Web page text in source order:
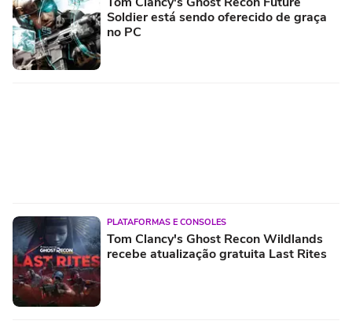
Soldier está sendo oferecido de graça
no PC
PLATAFORMAS E CONSOLES
Tom Clancy's Ghost Recon Wildlands
recebe atualização gratuita Last Rites